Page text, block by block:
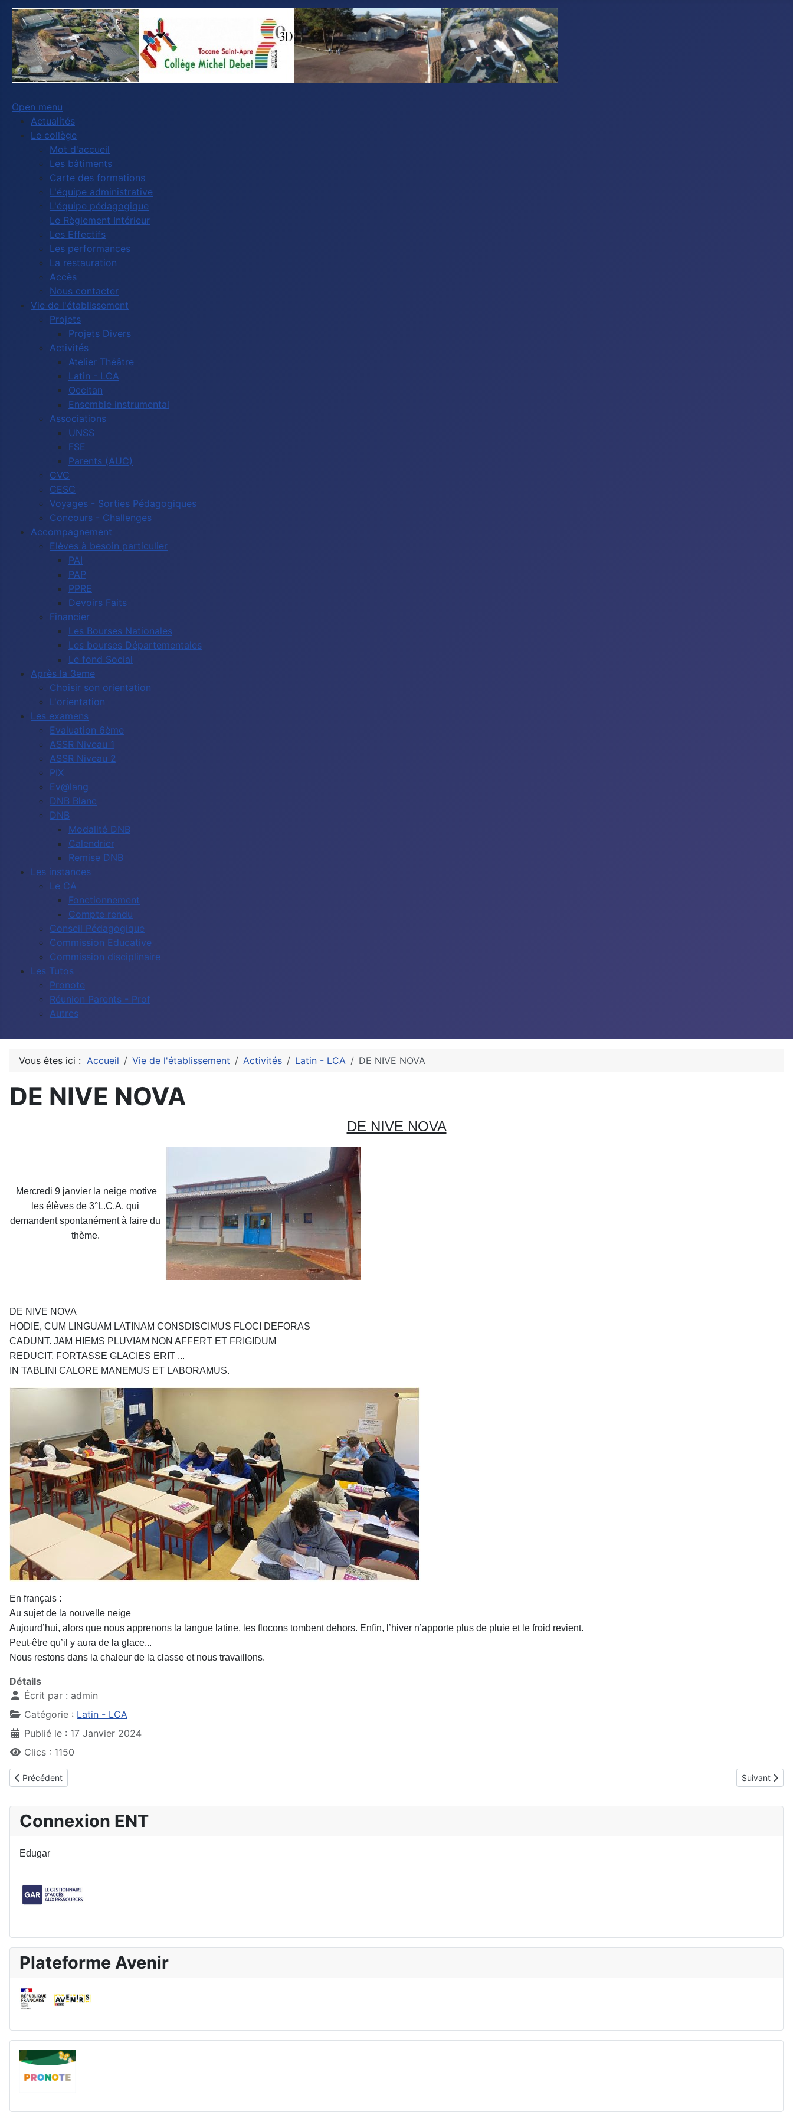
Open menu
Actualités
Le collège
Mot d'accueil
Les bâtiments
Carte des formations
L'équipe administrative
L'équipe pédagogique
Le Règlement Intérieur
Les Effectifs
Les performances
La restauration
Accès
Nous contacter
Vie de l'établissement
Projets
Projets Divers
Activités
Atelier Théâtre
Latin - LCA
Occitan
Ensemble instrumental
Associations
UNSS
FSE
Parents (AUC)
CVC
CESC
Voyages - Sorties Pédagogiques
Concours - Challenges
Accompagnement
Elèves à besoin particulier
PAI
PAP
PPRE
Devoirs Faits
Financier
Les Bourses Nationales
Les bourses Départementales
Le fond Social
Après la 3eme
Choisir son orientation
L'orientation
Les examens
Evaluation 6ème
ASSR Niveau 1
ASSR Niveau 2
PIX
Ev@lang
DNB Blanc
DNB
Modalité DNB
Calendrier
Remise DNB
Les instances
Le CA
Fonctionnement
Compte rendu
Conseil Pédagogique
Commission Educative
Commission disciplinaire
Les Tutos
Pronote
Réunion Parents - Prof
Autres
Vous êtes ici : Accueil Vie de l'établissement Activités Latin - LCA DE NIVE NOVA
DE NIVE NOVA
DE NIVE NOVA
Mercredi 9 janvier la neige motive
les élèves de 3°L.C.A. qui
demandent spontanément à faire du
thème.
DE NIVE NOVA
HODIE, CUM LINGUAM LATINAM CONSDISCIMUS FLOCI DEFORAS
CADUNT. JAM HIEMS PLUVIAM NON AFFERT ET FRIGIDUM
REDUCIT. FORTASSE GLACIES ERIT ...
IN TABLINI CALORE MANEMUS ET LABORAMUS.
En français :
Au sujet de la nouvelle neige
Aujourd’hui, alors que nous apprenons la langue latine, les flocons tombent dehors. Enfin, l’hiver n’apporte plus de pluie et le froid revient.
Peut-être qu’il y aura de la glace...
Nous restons dans la chaleur de la classe et nous travaillons.
Détails
Écrit par : admin
Catégorie : Latin - LCA
Publié le : 17 Janvier 2024
Clics : 1150
Article précédent : Repas Grec
Précédent Article
Suivant
Connexion ENT
Edugar
Plateforme Avenir